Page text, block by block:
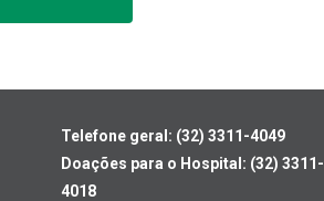
Telefone geral: (32) 3311-4049
Doações para o Hospital: (32) 3311-
4018